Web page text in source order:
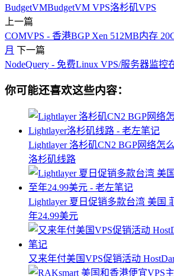
BudgetVMBudgetVM VPS洛杉矶VPS
上一篇
COMVPS - 香港BGP Xen 512MB内存
月 下一篇
NodeQuery - 免费Linux VPS/服务器监控
你可能还喜欢这些内容：
Lightlayer 洛杉矶CN2 BGP网络怎
洛杉矶线路
Lightlayer 夏日促销多款台湾 美国
年24.99美元
又来年付美国VPS促销活动